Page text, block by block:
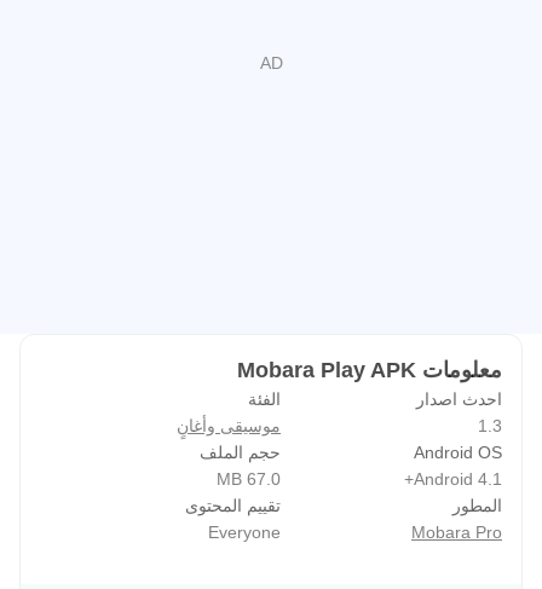
معلومات Mobara Play APK
احدث اصدار
1.3
الفئة
موسيقى وأغانٍ
Android OS
Android 4.1+
حجم الملف
67.0 MB
المطور
Mobara Pro
تقييم المحتوى
Everyone